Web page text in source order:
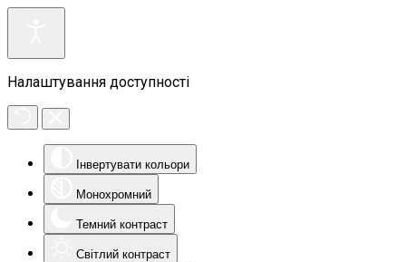
Налаштування доступності
Інвертувати кольори
Монохромний
Темний контраст
Світлий контраст